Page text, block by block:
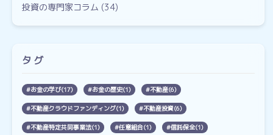
投資の専門家コラム (34)
タグ
お金の学び(17) お金の歴史(1) 不動産(6)
不動産クラウドファンディング(1) 不動産投資(6)
不動産特定共同事業法(1) 任意組合(1) 信託保全(1)